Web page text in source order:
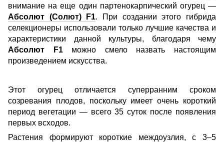
внимание на еще один партенокарпический огурец —
Абсолют (Солют) F1. При создании этого гибрида
селекционеры использовали только лучшие качества и
характеристики данной культуры, благодаря чему
Абсолют F1можно смело назвать настоящим
произведением искусства.
Этот огурец отличается суперранним сроком
созревания плодов, поскольку имеет очень короткий
период вегетации — всего 35 суток после появления
первых всходов.
Растения формируют короткие междоузлия, с 3–5